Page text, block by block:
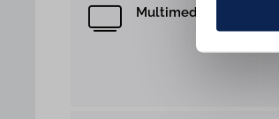
Multimedia